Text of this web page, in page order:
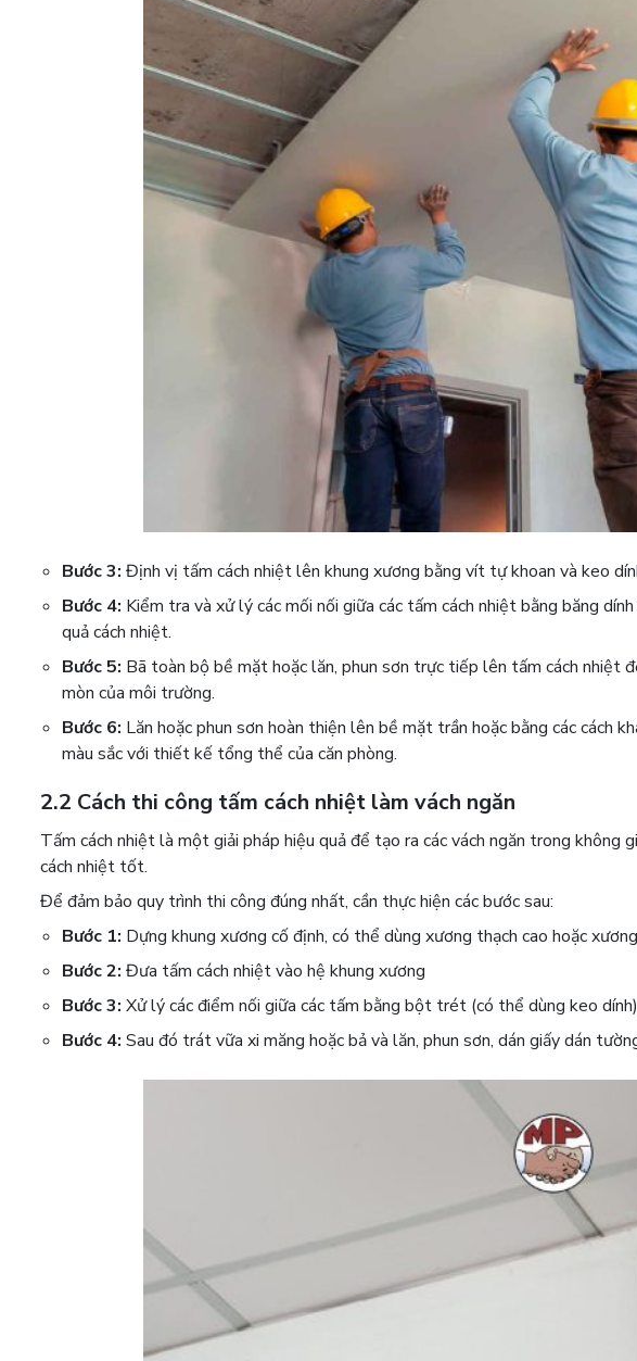
Bước 3: Định vị tấm cách nhiệt lên khung xương bằng vít tự khoan và keo
Bước 4: Kiểm tra và xử lý các mối nối giữa các tấm cách nhiệt bằng băng
quả cách nhiệt.
Bước 5: Bã toàn bộ bề mặt hoặc lăn, phun sơn trực tiếp lên tấm cách nhiệt
mòn của môi trường.
Bước 6: Lăn hoặc phun sơn hoàn thiện lên bề mặt trần hoặc bằng các cách
màu sắc với thiết kế tổng thể của căn phòng.
2.2 Cách thi công tấm cách nhiệt làm vách ngăn
Tấm cách nhiệt là một giải pháp hiệu quả để tạo ra các vách ngăn trong không
cách nhiệt tốt.
Để đảm bảo quy trình thi công đúng nhất, cần thực hiện các bước sau:
Bước 1: Dựng khung xương cố định, có thể dùng xương thạch cao hoặc
Bước 2: Đưa tấm cách nhiệt vào hệ khung xương
Bước 3: Xử lý các điểm nối giữa các tấm bằng bột trét (có thể dùng keo dính)
Bước 4: Sau đó trát vữa xi măng hoặc bả và lăn, phun sơn, dán giấy dán